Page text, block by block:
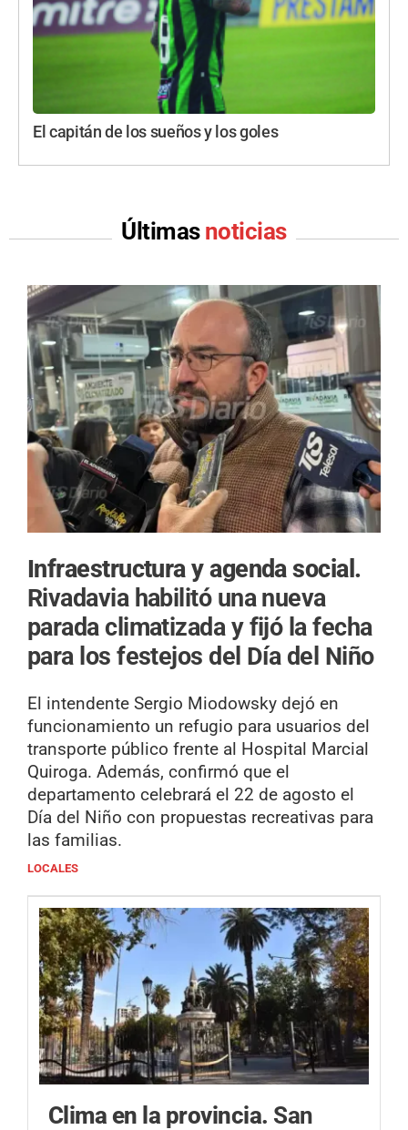
El capitán de los sueños y los goles
Últimas noticias
Infraestructura y agenda social.
Rivadavia habilitó una nueva
parada climatizada y fijó la fecha
para los festejos del Día del Niño
El intendente Sergio Miodowsky dejó en
funcionamiento un refugio para usuarios del
transporte público frente al Hospital Marcial
Quiroga. Además, confirmó que el
departamento celebrará el 22 de agosto el
Día del Niño con propuestas recreativas para
las familias.
LOCALES
Clima en la provincia. San